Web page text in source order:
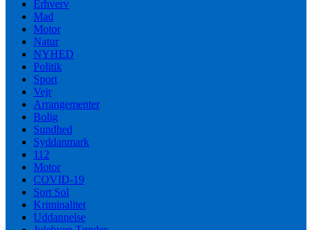
Erhverv
Mad
Motor
Natur
NYHED
Politik
Sport
Vejr
Arrangementer
Bolig
Sundhed
Syddanmark
112
Motor
COVID-19
Sort Sol
Kriminalitet
Uddannelse